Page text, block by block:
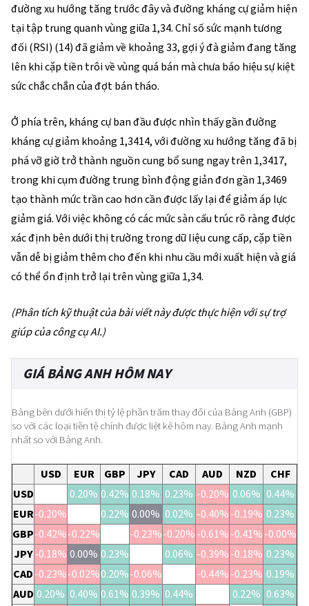
đường xu hướng tăng trước đây và đường kháng cự giảm hiện
tại tập trung quanh vùng giữa 1,34. Chỉ số sức mạnh tương
đối (RSI) (14) đã giảm về khoảng 33, gợi ý đà giảm đang tăng
lên khi cặp tiền trôi về vùng quá bán mà chưa báo hiệu sự kiệt
sức chắc chắn của đợt bán tháo.
Ở phía trên, kháng cự ban đầu được nhìn thấy gần đường
kháng cự giảm khoảng 1,3414, với đường xu hướng tăng đã bị
phá vỡ giờ trở thành nguồn cung bổ sung ngay trên 1,3417,
trong khi cụm đường trung bình động giản đơn gần 1,3469
tạo thành mức trần cao hơn cần được lấy lại để giảm áp lực
giảm giá. Với việc không có các mức sàn cấu trúc rõ ràng được
xác định bên dưới thị trường trong dữ liệu cung cấp, cặp tiền
vẫn dễ bị giảm thêm cho đến khi nhu cầu mới xuất hiện và giá
có thể ổn định trở lại trên vùng giữa 1,34.
(Phân tích kỹ thuật của bài viết này được thực hiện với sự trợ
giúp của công cụ AI.)
GIÁ BẢNG ANH HÔM NAY
Bảng bên dưới hiển thị tỷ lệ phần trăm thay đổi của Bảng Anh (GBP)
so với các loại tiền tệ chính được liệt kê hôm nay. Bảng Anh mạnh
nhất so với Bảng Anh.
USD EUR GBP JPY CAD AUD NZD
CHF
USD
0.20% 0.42% 0.18% 0.23% -0.20% 0.06% 0.44%
EUR-0.20% 0.22% 0.00% 0.02% -0.40%-0.19% 0.23%
GBP-0.42%-0.22% -0.23%-0.20%-0.61%-0.41%-0.00%
JPY-0.18% 0.00% 0.23% 0.06% -0.39%-0.18% 0.23%
CAD-0.23%-0.02%0.20%-0.06% -0.44%-0.23% 0.19%
AUD 0.20% 0.40% 0.61% 0.39% 0.44% 0.22% 0.63%